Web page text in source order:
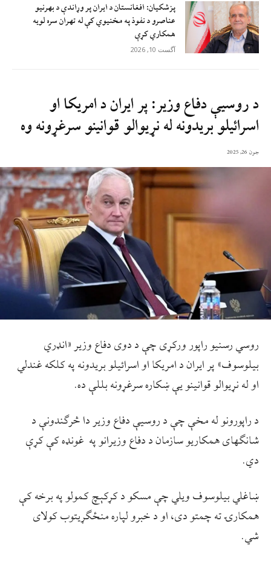
پزشکیان: افغانستان د ایران پر وړاندې د بهرنیو
عناصرو د نفوذ په مخنیوي کې له تهران سره لويه
همکاري کړې
آگست 10, 2026
د روسیې دفاع وزیر: پر ایران د امریکا او
اسرائیلو بریدونه له نړیوالو قوانینو سرغړونه وه
جون 26, 2025
روسي رسنیو راپور ورکړی چې د دوی دفاع وزیر «انډري
بیلوسوف» پر ایران د امریکا او اسرائیلو بریدونه په کلکه غندلي
او له نړیوالو قوانینو یې ښکاره سرغړونه بللې ده.
د راپورونو له مخې چې د روسیې دفاع وزیر دا څرګندونې د
شانګهای همکاریو سازمان د دفاع وزیرانو په غونډه کې کړې
دي.
ښاغلي بیلوسوف ویلي چې مسکو د کړکېچ کمولو په برخه کې
همکارۍ ته چمتو دی، او د خبرو لپاره منځګړیتوب کولای
شي.